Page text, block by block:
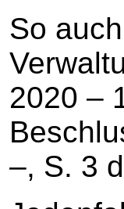
So
2020 –
–, S. 3